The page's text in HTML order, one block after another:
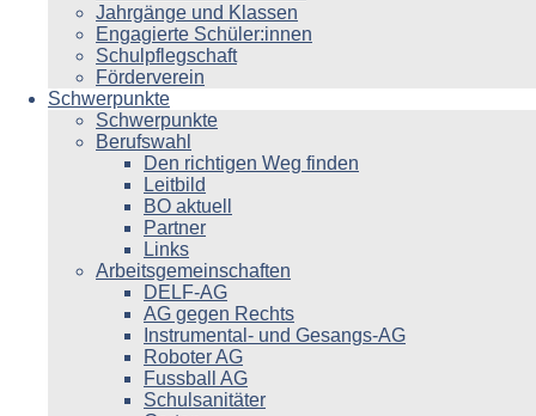
Jahrgänge und Klassen
Engagierte Schüler:innen
Schulpflegschaft
Förderverein
Schwerpunkte
Schwerpunkte
Berufswahl
Den richtigen Weg finden
Leitbild
BO aktuell
Partner
Links
Arbeitsgemeinschaften
DELF-AG
AG gegen Rechts
Instrumental- und Gesangs-AG
Roboter AG
Fussball AG
Schulsanitäter